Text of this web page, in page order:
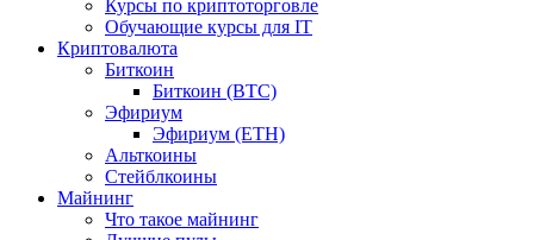
Курсы по криптоторговле
Обучающие курсы для IT
Криптовалюта
Биткоин
Биткоин (BTC)
Эфириум
Эфириум (ETH)
Альткоины
Стейблкоины
Майнинг
Что такое майнинг